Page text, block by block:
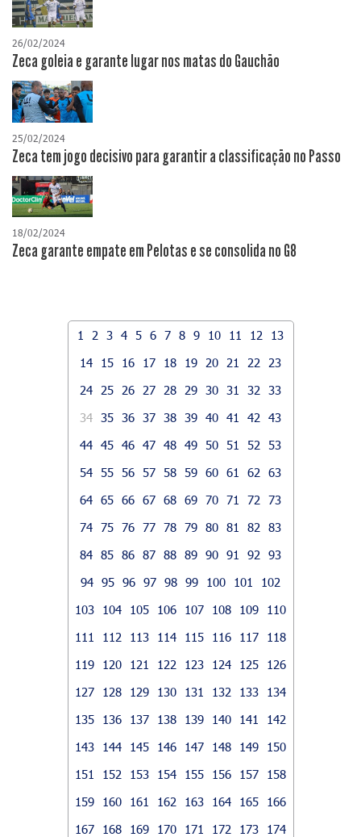
26/02/2024
Zeca goleia e garante lugar nos matas do Gauchão
25/02/2024
Zeca tem jogo decisivo para garantir a classificação no Passo
18/02/2024
Zeca garante empate em Pelotas e se consolida no G8
1 2 3 4 5 6 7 8 9 10 11 12
13
14
15 16 17 18 19 20 21 22
23
24
25 26 27 28 29 30 31 32
33
34 35 36 37 38 39 40 41 42
43
44 45 46 47 48 49 50 51 52
53
54 55 56 57 58 59 60 61 62
63
64 65 66 67 68 69 70 71 72
73
74 75 76 77 78 79 80 81 82
83
84 85 86 87 88 89 90 91 92
93
94 95 96 97 98 99 100 101
102
103
104 105 106 107 108 109
110
111
112 113 114 115 116 117
118
119
120 121 122 123 124 125
126
127
128 129 130 131 132 133
134
135
136 137 138 139 140 141
142
143
144 145 146 147 148 149
150
151
152 153 154 155 156 157
158
159
160 161 162 163 164 165
166
167
168 169 170 171 172 173
174